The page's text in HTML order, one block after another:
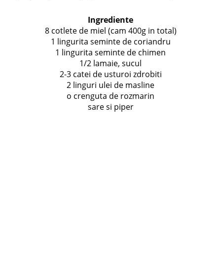
Ingrediente
8 cotlete de miel (cam 400g in total)
1 lingurita seminte de coriandru
1 lingurita seminte de chimen
1/2 lamaie, sucul
2-3 catei de usturoi zdrobiti
2 linguri ulei de masline
o crenguta de rozmarin
sare si piper